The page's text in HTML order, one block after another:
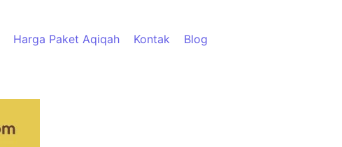
Harga Paket Aqiqah Kontak Blog